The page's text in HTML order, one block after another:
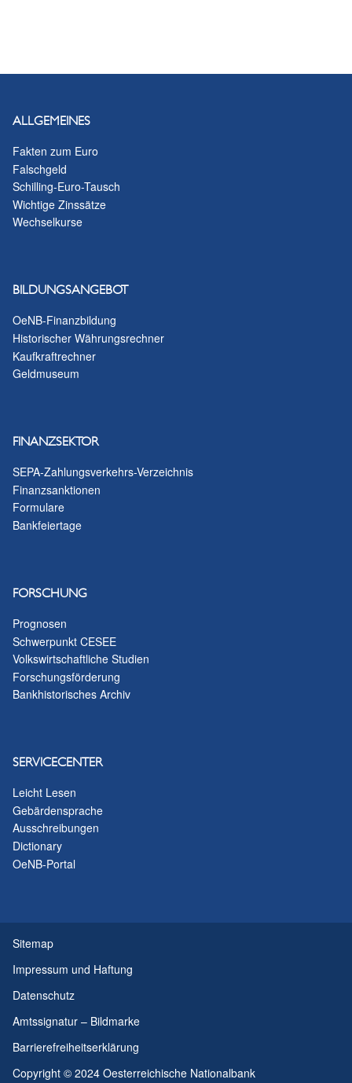
ALLGEMEINES
Fakten zum Euro
Falschgeld
Schilling-Euro-Tausch
Wichtige Zinssätze
Wechselkurse
BILDUNGSANGEBOT
OeNB-Finanzbildung
Historischer Währungsrechner
Kaufkraftrechner
Geldmuseum
FINANZSEKTOR
SEPA-Zahlungsverkehrs-Verzeichnis
Finanzsanktionen
Formulare
Bankfeiertage
FORSCHUNG
Prognosen
Schwerpunkt CESEE
Volkswirtschaftliche Studien
Forschungsförderung
Bankhistorisches Archiv
SERVICECENTER
Leicht Lesen
Gebärdensprache
Ausschreibungen
Dictionary
OeNB-Portal
Sitemap
Impressum und Haftung
Datenschutz
Amtssignatur – Bildmarke
Barrierefreiheitserklärung
Copyright © 2024 Oesterreichische Nationalbank